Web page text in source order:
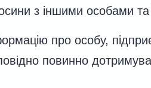
з іншими особами
про особу,
повинно